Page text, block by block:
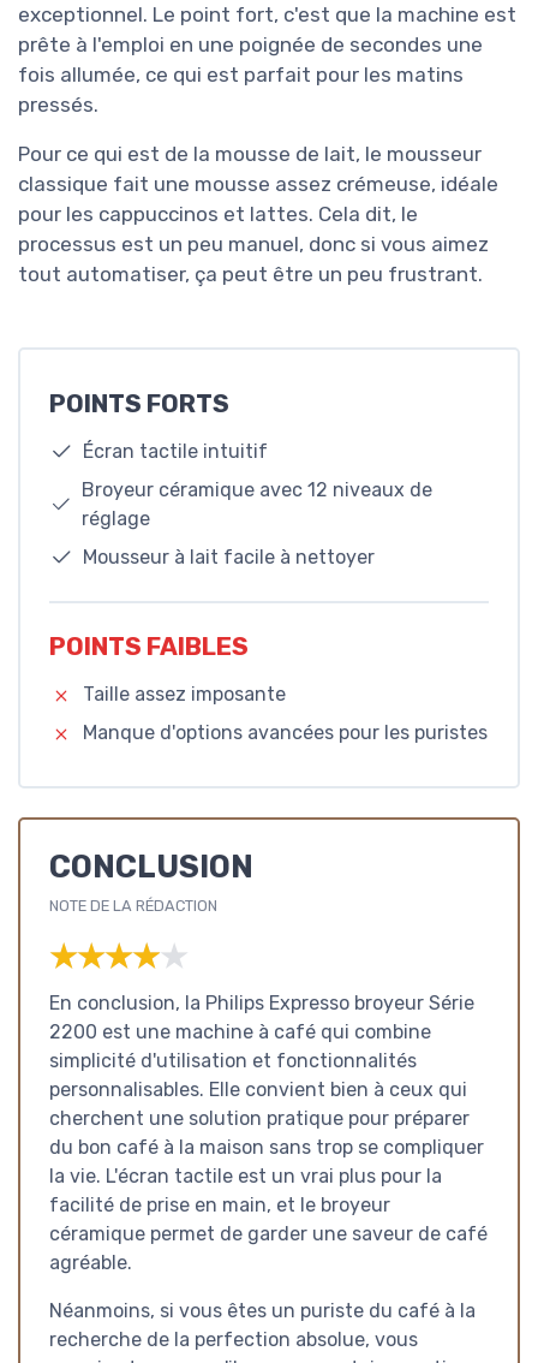
exceptionnel. Le point fort, c'est que la machine est
prête à l'emploi en une poignée de secondes une
fois allumée, ce qui est parfait pour les matins
pressés.
Pour ce qui est de la mousse de lait, le mousseur
classique fait une mousse assez crémeuse, idéale
pour les cappuccinos et lattes. Cela dit, le
processus est un peu manuel, donc si vous aimez
tout automatiser, ça peut être un peu frustrant.
POINTS FORTS
Écran tactile intuitif
Broyeur céramique avec 12 niveaux de
réglage
Mousseur à lait facile à nettoyer
POINTS FAIBLES
Taille assez imposante
Manque d'options avancées pour les puristes
CONCLUSION
NOTE DE LA RÉDACTION
★★★★★
★★★★★
En conclusion, la Philips Expresso broyeur Série
2200 est une machine à café qui combine
simplicité d'utilisation et fonctionnalités
personnalisables. Elle convient bien à ceux qui
cherchent une solution pratique pour préparer
du bon café à la maison sans trop se compliquer
la vie. L'écran tactile est un vrai plus pour la
facilité de prise en main, et le broyeur
céramique permet de garder une saveur de café
agréable.
Néanmoins, si vous êtes un puriste du café à la
recherche de la perfection absolue, vous